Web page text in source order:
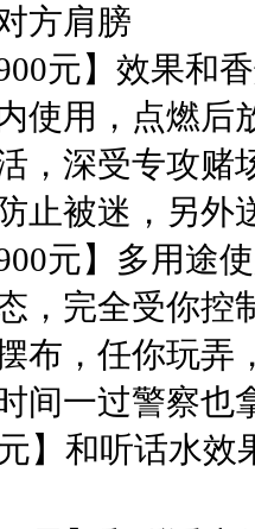
方肩膀
元】效果和
使用，点燃后
，深受专攻赌
止被迷，另外
元】多用途
，完全受你控
布，任你玩弄
间一过警察也
元】和听话水